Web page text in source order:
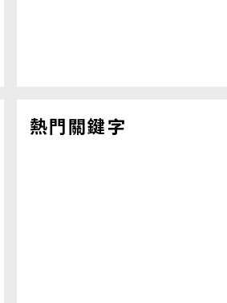
熱門關鍵字